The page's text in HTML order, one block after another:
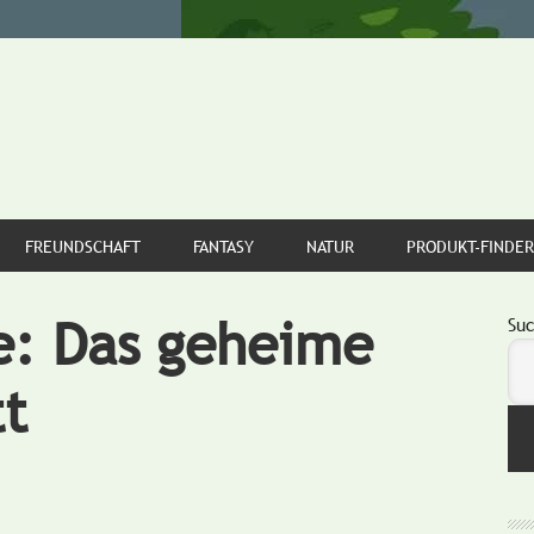
FREUNDSCHAFT FANTASY NATUR PRODUKT-FINDER
Das geheime